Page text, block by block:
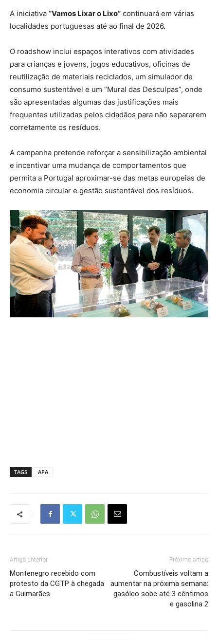
A iniciativa “Vamos Lixar o Lixo” continuará em várias
localidades portuguesas até ao final de 2026.
O roadshow inclui espaços interativos com atividades
para crianças e jovens, jogos educativos, oficinas de
reutilização de materiais reciclados, um simulador de
consumo sustentável e um “Mural das Desculpas”, onde
são apresentadas algumas das justificações mais
frequentes utilizadas pelos cidadãos para não separarem
corretamente os resíduos.
A campanha pretende reforçar a sensibilização ambiental
e incentivar uma mudança de comportamentos que
permita a Portugal aproximar-se das metas europeias de
economia circular e gestão sustentável dos resíduos.
TAGS APA
Artigo anterior
Montenegro recebido com
protesto da CGTP à chegada
a Guimarães
Próximo artigo
Combustíveis voltam a
aumentar na próxima semana:
gasóleo sobe até 3 cêntimos
e gasolina 2